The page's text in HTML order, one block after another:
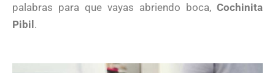
palabras para que vayas abriendo boca, Cochinita
Pibil.